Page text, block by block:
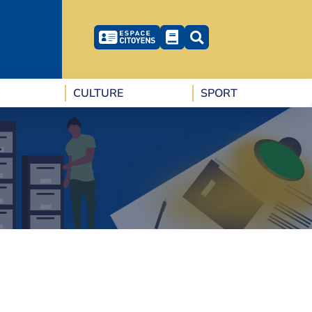
CULTURE SPORT